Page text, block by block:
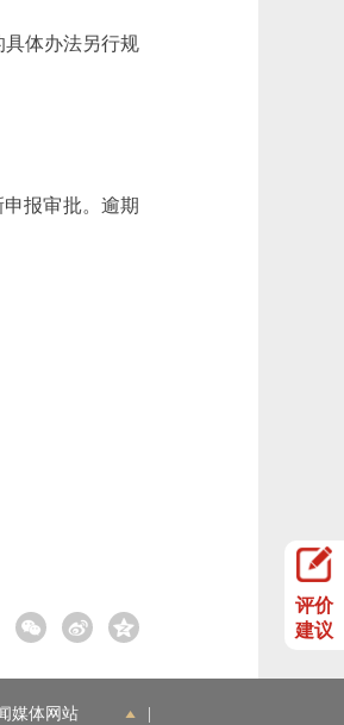
体办法另行规
报审批。逾期
评价
建议
媒体网站